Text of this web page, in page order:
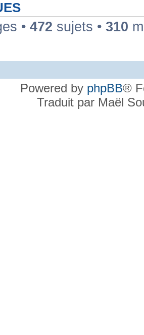
• 472 sujets • 310
Powered by phpBB®
Traduit par Maël